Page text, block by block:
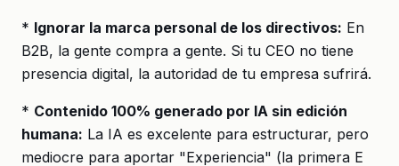
* Ignorar la marca personal de los directivos: En
B2B, la gente compra a gente. Si tu CEO no tiene
presencia digital, la autoridad de tu empresa sufrirá.
* Contenido 100% generado por IA sin edición
humana: La IA es excelente para estructurar, pero
mediocre para aportar "Experiencia" (la primera E